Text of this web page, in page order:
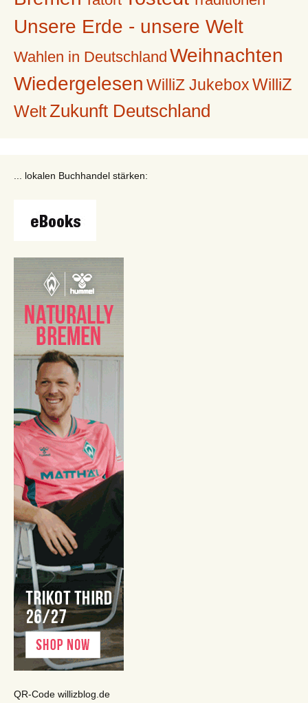
Unsere Erde - unsere Welt
Wahlen in Deutschland Weihnachten
Wiedergelesen WilliZ Jukebox WilliZ
WeltZukunft Deutschland
... lokalen Buchhandel stärken:
QR-Code willizblog.de